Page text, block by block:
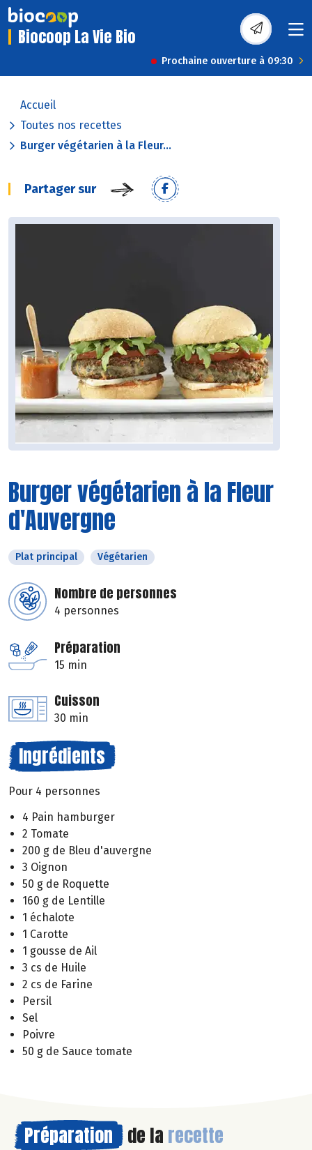
Biocoop La Vie Bio
Prochaine ouverture à 09:30
Accueil
Toutes nos recettes
Burger végétarien à la Fleur...
Partager sur
Burger végétarien à la Fleur
d'Auvergne
Plat principal Végétarien
Nombre de personnes
4 personnes
Préparation
15 min
Cuisson
30 min
Ingrédients
Pour 4 personnes
4 Pain hamburger
2 Tomate
200 g de Bleu d'auvergne
3 Oignon
50 g de Roquette
160 g de Lentille
1 échalote
1 Carotte
1 gousse de Ail
3 cs de Huile
2 cs de Farine
Persil
Sel
Poivre
50 g de Sauce tomate
Préparation de la recette